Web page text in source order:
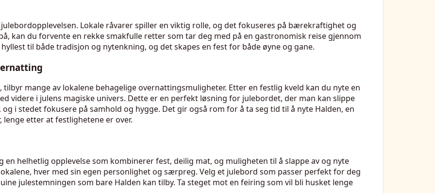
Lokale råvarer spiller en viktig rolle, og det fokuseres på bærekraftighet og
kan du forvente en rekke smakfulle retter som tar deg med på en gastronomisk reise gjennom
til både tradisjon og nytenkning, og det skapes en fest for både øyne og gane.
mange av lokalene behagelige overnattingsmuligheter. Etter en festlig kveld kan du nyte en
videre i julens magiske univers. Dette er en perfekt løsning for julebordet, der man kan slippe
i stedet fokusere på samhold og hygge. Det gir også rom for å ta seg tid til å nyte Halden, en
etter at festlighetene er over.
helhetlig opplevelse som kombinerer fest, deilig mat, og muligheten til å slappe av og nyte
hver med sin egen personlighet og særpreg. Velg et julebord som passer perfekt for deg
julestemningen som bare Halden kan tilby. Ta steget mot en feiring som vil bli husket lenge